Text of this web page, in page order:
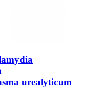
urealyticum